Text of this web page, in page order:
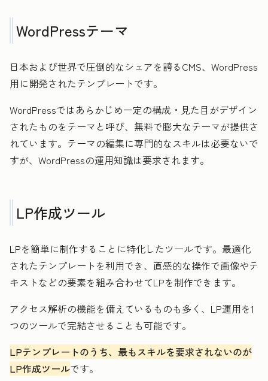
WordPressテーマ
日本および世界で圧倒的なシェアを誇るCMS、WordPress
用に開発されたテンプレートです。
WordPressではあらかじめ一定の構成・見た目がデザイン
されたものをテーマと呼び、無料で膨大なテーマが提供さ
れています。テーマの編集に専門的なスキルは必要ないで
すが、WordPressの運用知識は要求されます。
LP作成ツール
LPを簡単に制作することに特化したツールです。最適化
されたテンプレートを利用でき、直感的な操作で画像やテ
キストなどの要素を組み合わせてLPを制作できます。
アクセス解析の機能を備えているものも多く、LP運用を1
つのツールで完結させることも可能です。
LPテンプレートのうち、最もスキルを要求されないのが
LP作成ツールです。